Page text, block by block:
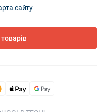
сайту